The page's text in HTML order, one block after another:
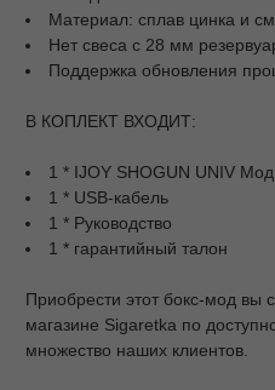
Материал: сплав цинка и
Нет свеса с 28 мм
Поддержка обновления
В КОПЛЕКТ ВХОДИТ:
1 * IJOY SHOGUN UNIV Мод
1 * USB-кабель
1 * Руководство
1 * гарантийный талон
Приобрести этот бокс-мод вы
магазине Sigaretka по
множество наших клиентов.